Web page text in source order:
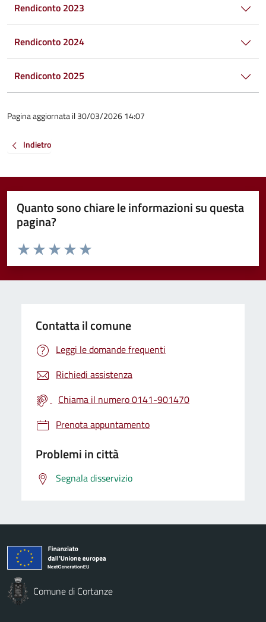
Rendiconto 2023
Rendiconto 2024
Rendiconto 2025
Pagina aggiornata il 30/03/2026 14:07
Indietro
Quanto sono chiare le informazioni su questa
pagina?
Valuta da 1 a 5 stelle la pagina
Valuta 5 stelle su 5
Valuta 4 stelle su 5
Valuta 3 stelle su 5
Valuta 2 stelle su 5
Valuta 1 stelle su 5
Contatta il comune
Leggi le domande frequenti
Richiedi assistenza
Chiama il numero 0141-901470
Prenota appuntamento
Problemi in città
Segnala disservizio
Comune di Cortanze